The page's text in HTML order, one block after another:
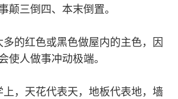
颠三倒四、本末倒置。
的红色或黑色做屋内的主色，因
使人做事冲动极端。
上，天花代表天，地板代表地，墙